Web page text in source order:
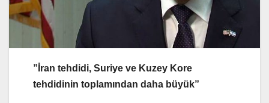
”İran tehdidi, Suriye ve Kuzey Kore
tehdidinin toplamından daha büyük”